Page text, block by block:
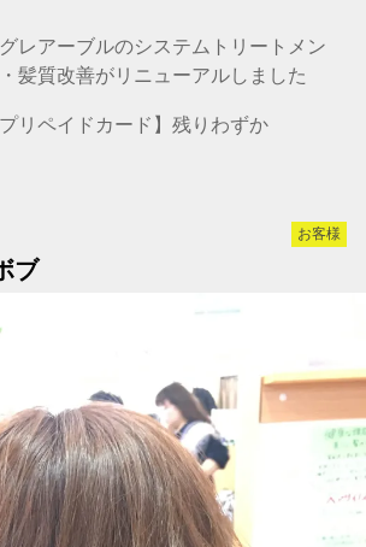
レアーブルのシステムトリートメン
・髪質改善がリニューアルしました
プリペイドカード】残りわずか
お客様
ブ